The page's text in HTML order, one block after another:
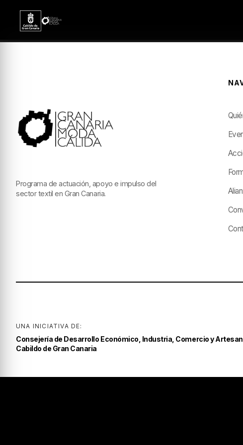
Programa de actuación, apoyo e impulso del
sector textil en Gran Canaria.
UNA INICIATIVA DE:
Consejería de Desarrollo Económico, Industria, Comercio y
Cabildo de Gran Canaria